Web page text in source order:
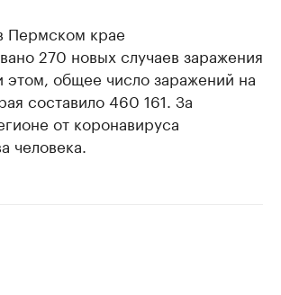
Пермском крае
270 новых случаев заражения
этом, общее число заражений на
составило 460 161. За
от коронавируса
человека.